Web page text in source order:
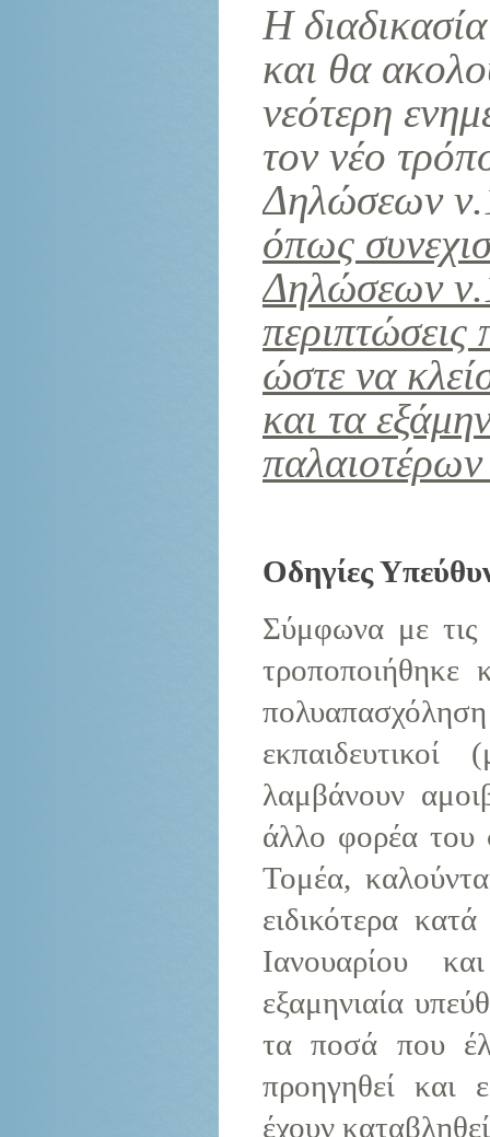
Η
και θα
νεότερη
τον νέο
Δηλώσεων
όπως
Δηλώσεων
περιπτώσεις
ώστε να
και τα
Οδηγίες
Σύμφωνα με τις
τροποποιήθηκε
λαμβάνουν
άλλο φορέα του
Τομέα,
ειδικότερα
Ιανουαρίου
εξαμηνιαία
τα ποσά που
προηγηθεί και
έχουν